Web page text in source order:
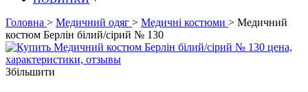
Головна > Медичний одяг > Медичні костюми > Медичний
костюм Берлін білий/сірий № 130
Збільшити